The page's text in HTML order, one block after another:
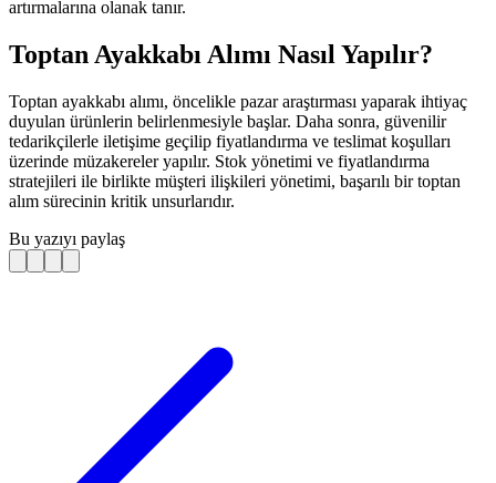
artırmalarına olanak tanır.
Toptan Ayakkabı Alımı Nasıl Yapılır?
Toptan ayakkabı alımı, öncelikle pazar araştırması yaparak ihtiyaç
duyulan ürünlerin belirlenmesiyle başlar. Daha sonra, güvenilir
tedarikçilerle iletişime geçilip fiyatlandırma ve teslimat koşulları
üzerinde müzakereler yapılır. Stok yönetimi ve fiyatlandırma
stratejileri ile birlikte müşteri ilişkileri yönetimi, başarılı bir toptan
alım sürecinin kritik unsurlarıdır.
Bu yazıyı paylaş